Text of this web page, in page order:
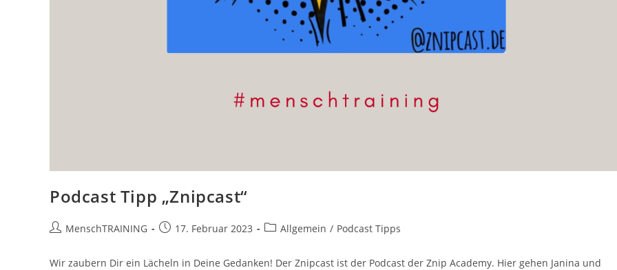
Podcast Tipp „Znipcast“
Beitrags-
MenschTRAINING
Beitrag17. Februar 2023
Beitrags-
Allgemein / Podcast Tipps
Wir zaubern Dir ein Lächeln in Deine Gedanken! Der Znipcast ist der Podcast der Znip Academy. Hier gehen Janina und